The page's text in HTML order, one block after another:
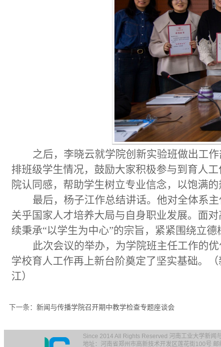
之后，李晓云就学院创新实验班做出工
排班级学生情况，鼓励大家积极参与到育人
院认同感，帮助学生树立专业信念，以饱满
最后，杨子江作总结讲话。他对全体系
关乎国家人才培养大局与自身职业发展。面
续秉承“以学生为中心”的宗旨，紧紧围绕立
此次会议的举办，为学院班主任工作的
学校育人工作再上新台阶奠定了坚实基础。
江）
下一条： 新闻与传播学院召开期中教学检查专题座谈会
Since 2014 All Rights Reserved 河南工业大学新闻
地址：河南省郑州市高新技术开发区莲花街100号